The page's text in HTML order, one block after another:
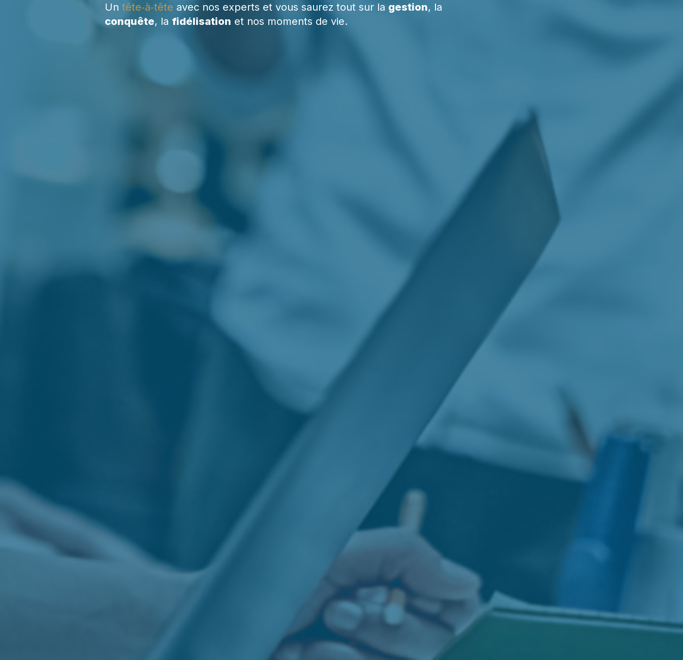
Untête‑à‑tête avec nos experts et vous saurez tout sur la gestion, la
conquête, la fidélisation et nos moments de vie.